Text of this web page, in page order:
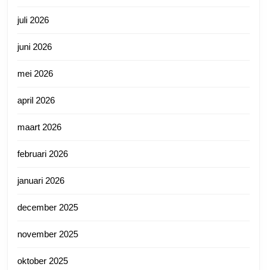
juli 2026
juni 2026
mei 2026
april 2026
maart 2026
februari 2026
januari 2026
december 2025
november 2025
oktober 2025